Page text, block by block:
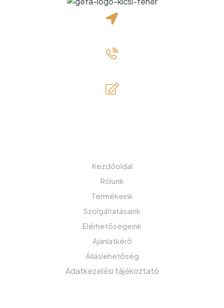
Kezdőoldal
Rólunk
Termékeink
Szolgáltatásaink
Elérhetőségeink
Ajánlatkérő
Álláslehetőség
Adatkezelési tájékoztató